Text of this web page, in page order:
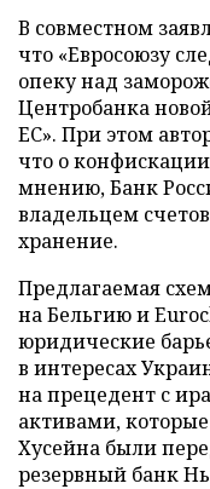
В совместном
что «Евросоюзу
опеку над
Центробанка
ЕС». При этом
что о
мнению, Банк
владельцем
хранение.
Предлагаемая
на Бельгию и
юридические
в интересах
на прецедент с
активами,
Хусейна были
резервный банк